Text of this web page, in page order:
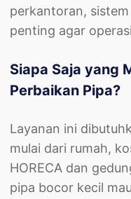
perkantoran,
penting agar
Siapa Saja yang
Perbaikan Pipa?
Layanan ini
mulai dari rumah,
HORECA dan
pipa bocor kecil